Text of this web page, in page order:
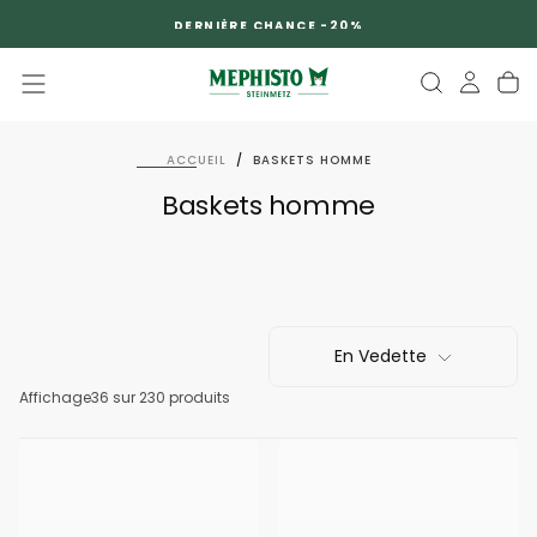
DERNIÈRE CHANCE -20%
ACCUEIL / BASKETS HOMME
Baskets homme
En Vedette
Affichage36 sur 230 produits